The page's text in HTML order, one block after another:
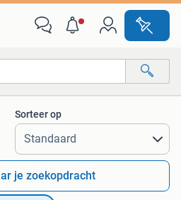
Sorteer op
je zoekopdracht